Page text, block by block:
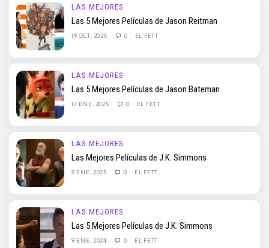
LAS MEJORES
Las 5 Mejores Películas de Jason Reitman
19 OCT, 2025 0 EL FETT
LAS MEJORES
Las 5 Mejores Películas de Jason Bateman
14 ENE, 2025 0 EL FETT
LAS MEJORES
Las Mejores Películas de J.K. Simmons
9 ENE, 2025 0 EL FETT
LAS MEJORES
Las 5 Mejores Películas de J.K. Simmons
9 ENE, 2024 0 EL FETT